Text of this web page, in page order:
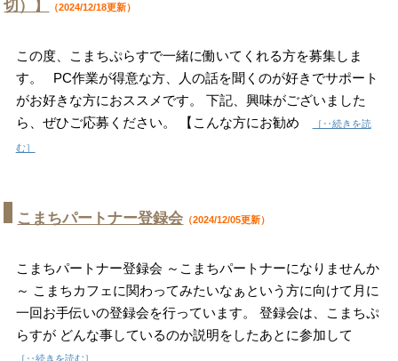
切）】
（2024/12/18更新）
この度、こまちぷらすで一緒に働いてくれる方を募集しま
す。 PC作業が得意な方、人の話を聞くのが好きでサポート
がお好きな方におススメです。 下記、興味がございました
ら、ぜひご応募ください。 【こんな方にお勧め
［‥続きを読
む］
こまちパートナー登録会 （2024/12/05更新）
こまちパートナー登録会 ～こまちパートナーになりませんか
～ こまちカフェに関わってみたいなぁという方に向けて月に
一回お手伝いの登録会を行っています。 登録会は、こまちぷ
らすが どんな事しているのか説明をしたあとに参加して
［‥続きを読む］